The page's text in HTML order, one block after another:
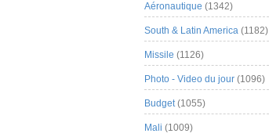
Aéronautique (1342)
South & Latin America (1182)
Missile (1126)
Photo - Video du jour (1096)
Budget(1055)
Mali (1009)